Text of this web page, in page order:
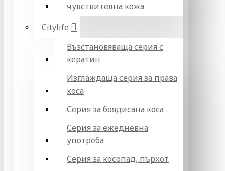
чувствителна кожа
Citylife
Възстановяваща серия с
кератин
Изглаждаща серия за права
коса
Серия за боядисана коса
Серия за ежедневна
употреба
Серия за косопад, пърхот